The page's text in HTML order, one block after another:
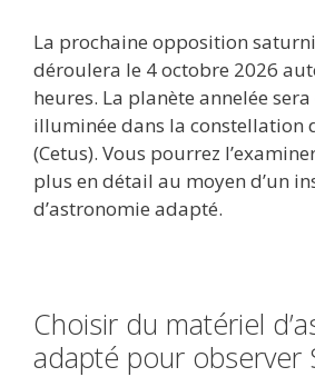
La prochaine opposition
déroulera le 4 octobre 2026
heures. La planète annelée
illuminée dans la constellation
(Cetus). Vous pourrez
plus en détail au moyen d’un
d’astronomie adapté.
Choisir du matériel
adapté pour observer